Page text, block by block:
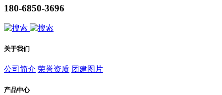
180-6850-3696
关于我们
公司简介 荣誉资质 团建图片
产品中心